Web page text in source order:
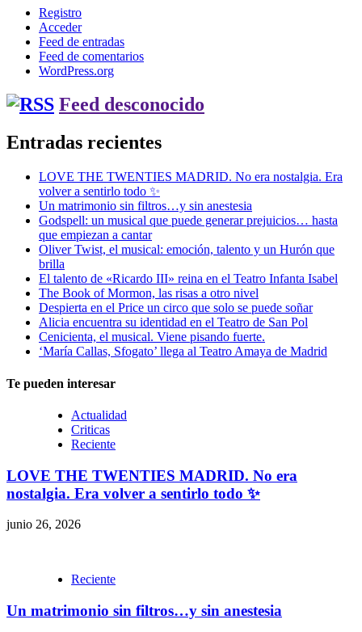
Registro
Acceder
Feed de entradas
Feed de comentarios
WordPress.org
Feed desconocido
Entradas recientes
LOVE THE TWENTIES MADRID. No era nostalgia. Era
volver a sentirlo todo ✨
Un matrimonio sin filtros…y sin anestesia
Godspell: un musical que puede generar prejuicios… hasta
que empiezan a cantar
Oliver Twist, el musical: emoción, talento y un Hurón que
brilla
El talento de «Ricardo III» reina en el Teatro Infanta Isabel
The Book of Mormon, las risas a otro nivel
Despierta en el Price un circo que solo se puede soñar
Alicia encuentra su identidad en el Teatro de San Pol
Cenicienta, el musical. Viene pisando fuerte.
‘María Callas, Sfogato’ llega al Teatro Amaya de Madrid
Te pueden interesar
Actualidad
Criticas
Reciente
LOVE THE TWENTIES MADRID. No era
nostalgia. Era volver a sentirlo todo ✨
junio 26, 2026
Reciente
Un matrimonio sin filtros…y sin anestesia